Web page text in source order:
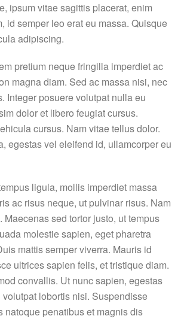
ipsum vitae sagittis placerat, enim
id semper leo erat eu massa. Quisque
adipiscing.
pretium neque fringilla imperdiet ac
magna diam. Sed ac massa nisi, nec
Integer posuere volutpat nulla eu
dolor et libero feugiat cursus.
cursus. Nam vitae tellus dolor.
egestas vel eleifend id, ullamcorper eu
ligula, mollis imperdiet massa
ac risus neque, ut pulvinar risus. Nam
Maecenas sed tortor justo, ut tempus
molestie sapien, eget pharetra
mattis semper viverra. Mauris id
ultrices sapien felis, et tristique diam.
convallis. Ut nunc sapien, egestas
lobortis nisi. Suspendisse
natoque penatibus et magnis dis